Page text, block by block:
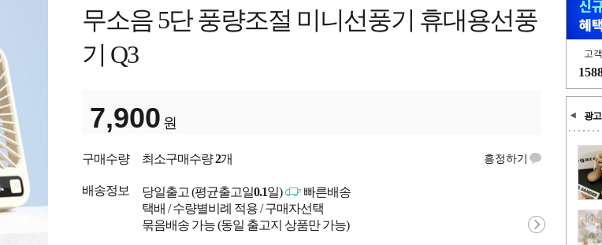
고
광고
무소음 5단 풍량조절 미니선풍기 휴대용선풍
기 Q3
7,900 원
구매수량 최소구매수량2개 흥정하기
배송정보 당일출고 (평균출고일0.1일)
빠른배송
택배 / 수량별비례 적용 / 구매자선택
묶음배송 가능 (동일 출고지 상품만 가능)